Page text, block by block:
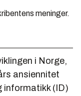
meninger.
i Norge,
ansiennitet
informatikk (ID)